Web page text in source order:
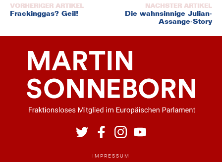
Beitragsnavigation
Frackinggas? Geil!
Die wahnsinnige Julian-
Assange-Story
IMPRESSUM